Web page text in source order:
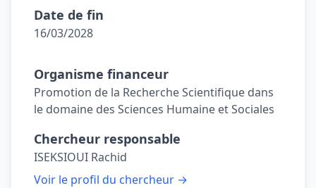
Date de fin
16/03/2028
Organisme financeur
Promotion de la Recherche Scientifique dans
le domaine des Sciences Humaine et Sociales
Chercheur responsable
ISEKSIOUI Rachid
Voir le profil du chercheur →